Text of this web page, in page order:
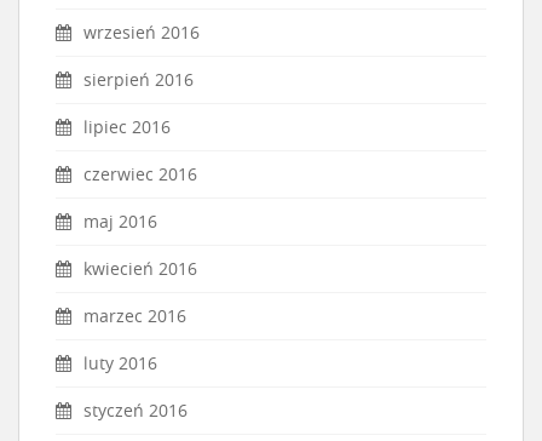
wrzesień 2016
sierpień 2016
lipiec 2016
czerwiec 2016
maj 2016
kwiecień 2016
marzec 2016
luty 2016
styczeń 2016